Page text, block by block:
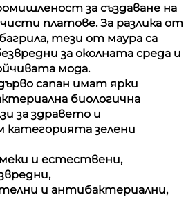
за създаване на
платове. За разлика от
тези от маура са
за околната среда и
мода.
сапан имат ярки
биологична
за здравето и
категорията зелени
и естествени,
и антибактериални,